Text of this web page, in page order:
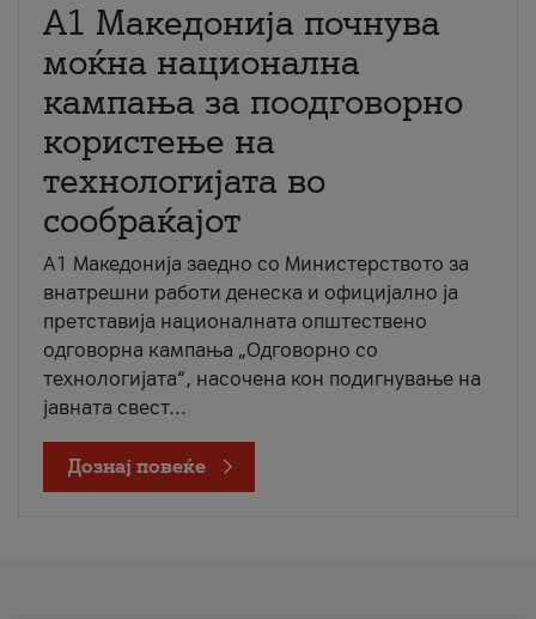
A1 Македонија почнува
моќна национална
кампања за поодговорно
користење на
технологијата во
сообраќајот
A1 Македонија заедно со Министерството за
внатрешни работи денеска и официјално ја
претставија националната општествено
одговорна кампања „Одговорно со
технологијата“, насочена кон подигнување на
јавната свест...
Дознај повеќе